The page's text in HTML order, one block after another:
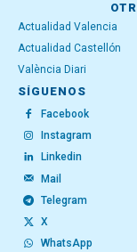
Actualidad Valencia
Actualidad Castellón
València Diari
SÍGUENOS
Facebook
Instagram
Linkedin
Mail
Telegram
X
WhatsApp